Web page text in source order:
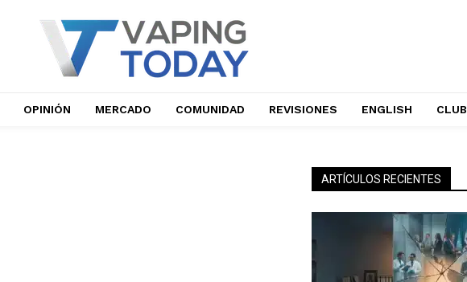
OPINIÓN MERCADO COMUNIDAD REVISIONES ENGLISH CLUB
ARTÍCULOS RECIENTES